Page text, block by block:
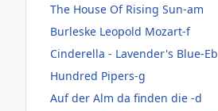
The House Of Rising Sun-am
Burleske Leopold Mozart-f
Cinderella - Lavender's Blue-Eb
Hundred Pipers-g
Auf der Alm da finden die -d